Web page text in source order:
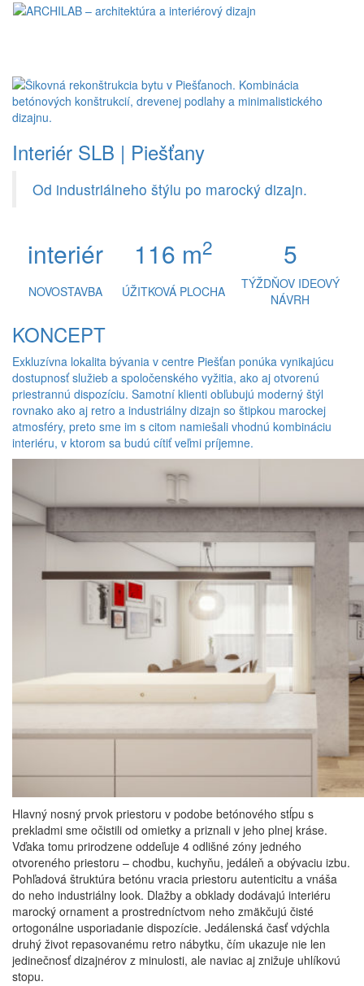
Interiér SLB | Piešťany
Od industriálneho štýlu po marocký dizajn.
interiér 116 m2 5
NOVOSTAVBA ÚŽITKOVÁ PLOCHA
TÝŽDŇOV IDEOVÝ
NÁVRH
KONCEPT
Exkluzívna lokalita bývania v centre Piešťan ponúka vynikajúcu
dostupnosť služieb a spoločenského vyžitia, ako aj otvorenú
priestrannú dispozíciu. Samotní klienti obľubujú moderný štýl
rovnako ako aj retro a industriálny dizajn so štipkou marockej
atmosféry, preto sme im s citom namiešali vhodnú kombináciu
interiéru, v ktorom sa budú cítiť veľmi príjemne.
Hlavný nosný prvok priestoru v podobe betónového stĺpu s
prekladmi sme očistili od omietky a priznali v jeho plnej kráse.
Vďaka tomu prirodzene oddeľuje 4 odlišné zóny jedného
otvoreného priestoru – chodbu, kuchyňu, jedáleň a obývaciu izbu.
Pohľadová štruktúra betónu vracia priestoru autenticitu a vnáša
do neho industriálny look. Dlažby a obklady dodávajú interiéru
marocký ornament a prostredníctvom neho zmäkčujú čisté
ortogonálne usporiadanie dispozície. Jedálenská časť vdýchla
druhý život repasovanému retro nábytku, čím ukazuje nie len
jedinečnosť dizajnérov z minulosti, ale naviac aj znižuje uhlíkovú
stopu.